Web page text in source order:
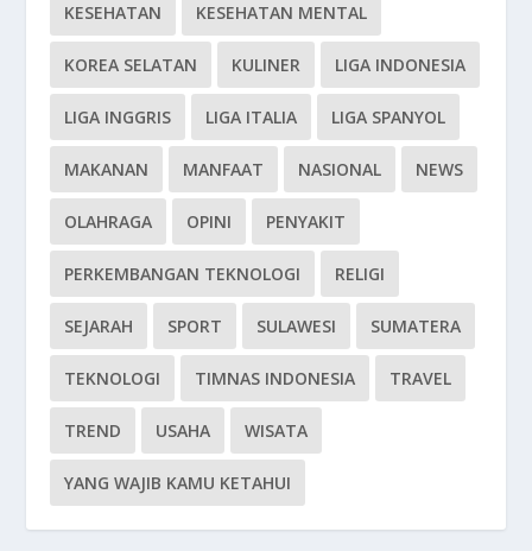
KESEHATAN KESEHATAN MENTAL
KOREA SELATAN KULINER LIGA INDONESIA
LIGA INGGRIS LIGA ITALIA LIGA SPANYOL
MAKANAN MANFAAT NASIONAL NEWS
OLAHRAGA OPINI PENYAKIT
PERKEMBANGAN TEKNOLOGI RELIGI
SEJARAH SPORT SULAWESI SUMATERA
TEKNOLOGI TIMNAS INDONESIA TRAVEL
TREND USAHA WISATA
YANG WAJIB KAMU KETAHUI